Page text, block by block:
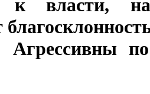
к власти,
Агрессивны